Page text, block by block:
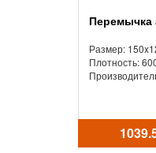
Размер:
Плотность: